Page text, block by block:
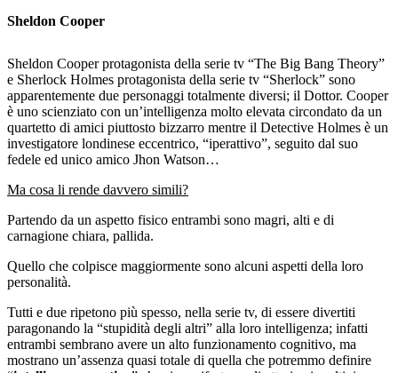
Sheldon Cooper
Sheldon Cooper protagonista della serie tv “The Big Bang Theory”
e Sherlock Holmes protagonista della serie tv “Sherlock” sono
apparentemente due personaggi totalmente diversi; il Dottor. Cooper
è uno scienziato con un’intelligenza molto elevata circondato da un
quartetto di amici piuttosto bizzarro mentre il Detective Holmes è un
investigatore londinese eccentrico, “iperattivo”, seguito dal suo
fedele ed unico amico Jhon Watson…
Ma cosa li rende davvero simili?
Partendo da un aspetto fisico entrambi sono magri, alti e di
carnagione chiara, pallida.
Quello che colpisce maggiormente sono alcuni aspetti della loro
personalità.
Tutti e due ripetono più spesso, nella serie tv, di essere divertiti
paragonando la “stupidità degli altri” alla loro intelligenza; infatti
entrambi sembrano avere un alto funzionamento cognitivo, ma
mostrano un’assenza quasi totale di quella che potremmo definire